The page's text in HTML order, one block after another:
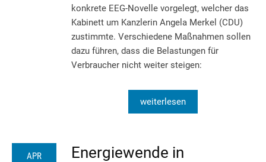
konkrete EEG-Novelle vorgelegt, welcher das
Kabinett um Kanzlerin Angela Merkel (CDU)
zustimmte. Verschiedene Maßnahmen sollen
dazu führen, dass die Belastungen für
Verbraucher nicht weiter steigen:
weiterlesen
APR
Energiewende in